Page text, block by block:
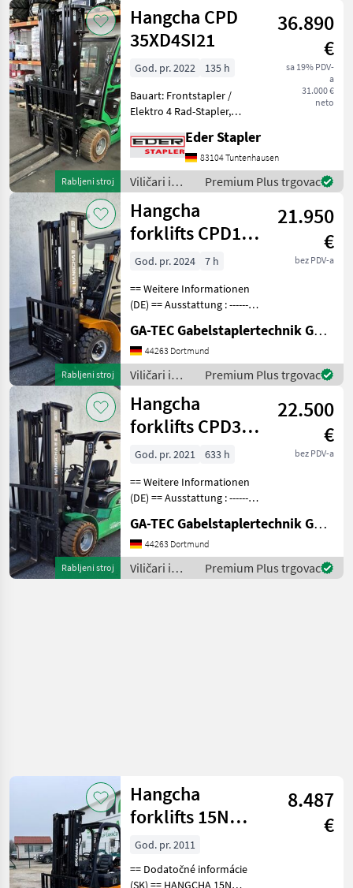
tehnika /
Hangcha
forklifts
Rabljeni stroj
Hangcha CPD
35XD4SI21
36.890
€
sa 19% PDV-
a
31.000 €
neto
God. pr. 2022
135 h
Bauart: Frontstapler /
Elektro 4 Rad-Stapler,
5000mm, Bauhöhe:
2451mm, Freihub: 1380mm,
Gabellänge: 1220mm,
Batterie: 80V , Bereifung vor
Eder Stapler
83104 Tuntenhausen
Viličari i
skladišna
tehnika /
Hangcha
forklifts
Premium Plus trgovac
Rabljeni stroj
Hangcha
forklifts CPD18-
XEY2-SI
21.950
€
bez PDV-a
God. pr. 2024
7 h
== Weitere Informationen
(DE) == Ausstattung : ----------
4. Ventil - Vollkabine -
Vollfreihub - Heizung -
Arbeitsscheinwerfer vorne
GA-TEC Gabelstaplertechnik GmbH
44263 Dortmund
Viličari i
skladišna
tehnika /
Hangcha
forklifts
Premium Plus trgovac
Rabljeni stroj
Hangcha
forklifts CPD35-
XD4-SI21
22.500
€
bez PDV-a
God. pr. 2021
633 h
== Weitere Informationen
(DE) == Ausstattung : ----------
4. Ventil - Dachabdeckung -
Vollfreihub -
Arbeitsscheinwerfer vorne -
Nich
GA-TEC Gabelstaplertechnik GmbH
44263 Dortmund
Viličari i
skladišna
Premium Plus trgovac
Hangcha
forklifts 15N
vysokozdvižný
vozík VIN 891
8.487
€
God. pr. 2011
== Dodatočné informácie
(SK) == HANGCHA 15N